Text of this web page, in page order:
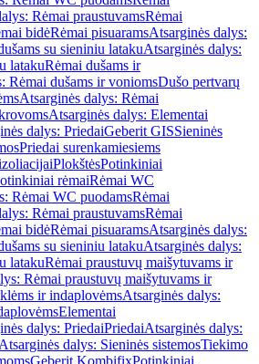
Rėmai praustuvamsRėmai
bidėRėmai pisuaramsAtsarginės dalys:
su sieniniu latakuAtsarginės dalys:
latakuRėmai dušams ir
Rėmai dušams ir voniomsDušo pertvarų
Atsarginės dalys: Rėmai
Atsarginės dalys: Elementai
dalys: PriedaiGeberit GISSieninės
Priedai surenkamiesiems
PlokštėsPotinkiniai
rėmaiRėmai WC
Rėmai WC puodamsRėmai
Rėmai praustuvamsRėmai
bidėRėmai pisuaramsAtsarginės dalys:
su sieniniu latakuAtsarginės dalys:
latakuRėmai praustuvų maišytuvams ir
Rėmai praustuvų maišytuvams ir
ir indaplovėmsAtsarginės dalys:
Elementai
dalys: PriedaiPriedaiAtsarginės dalys:
Atsarginės dalys: Sieninės sistemosTiekimo
Geberit KombifixPotinkiniai